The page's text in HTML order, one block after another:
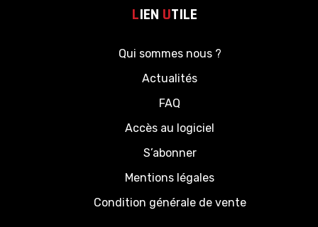
LIEN UTILE
Qui sommes nous ?
Actualités
FAQ
Accès au logiciel
S’abonner
Mentions légales
Condition générale de vente